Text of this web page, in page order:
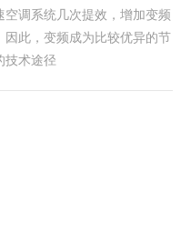
调系统几次提效，增加变频
此，变频成为比较优异的节
技术途径